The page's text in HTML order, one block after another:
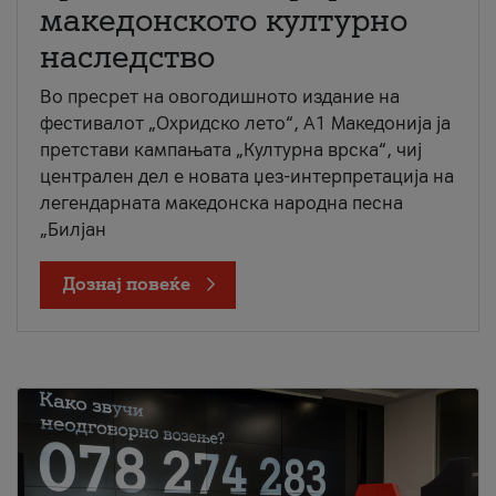
македонското културно
наследство
Во пресрет на овогодишното издание на
фестивалот „Охридско лето“, А1 Македонија ја
претстави кампањата „Културна врска“, чиј
централен дел е новата џез-интерпретација на
легендарната македонска народна песна
„Билјан
Дознај повеќе